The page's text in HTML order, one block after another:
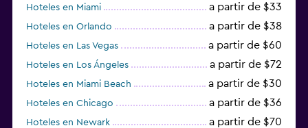
Hoteles en Miami a partir de $33
Hoteles en Orlando a partir de $38
Hoteles en Las Vegas a partir de $60
Hoteles en Los Ángeles a partir de $72
Hoteles en Miami Beach a partir de $30
Hoteles en Chicago a partir de $36
Hoteles en Newark a partir de $70